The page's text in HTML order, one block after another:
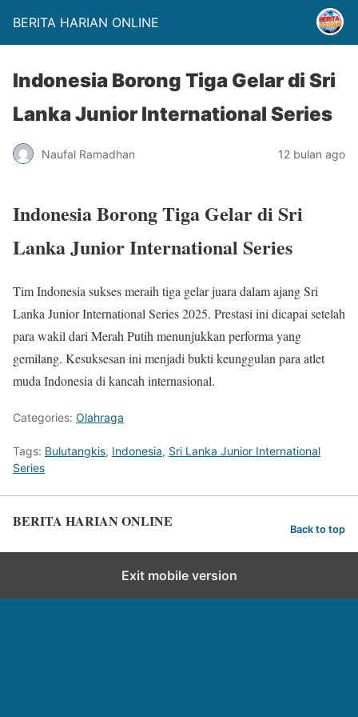
BERITA HARIAN ONLINE
Indonesia Borong Tiga Gelar di Sri
Lanka Junior International Series
Naufal Ramadhan 12 bulan ago
Indonesia Borong Tiga Gelar di Sri
Lanka Junior International Series
Tim Indonesia sukses meraih tiga gelar juara dalam ajang Sri
Lanka Junior International Series 2025. Prestasi ini dicapai setelah
para wakil dari Merah Putih menunjukkan performa yang
gemilang. Kesuksesan ini menjadi bukti keunggulan para atlet
muda Indonesia di kancah internasional.
Categories: Olahraga
Tags: Bulutangkis, Indonesia, Sri Lanka Junior International
Series
BERITA HARIAN ONLINE Back to top
Exit mobile version